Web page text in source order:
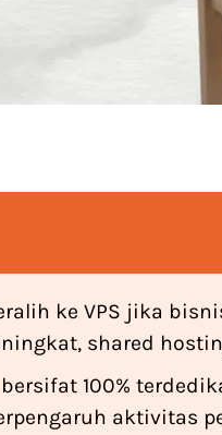
ke VPS jika
shared
bersifat 100%
aktivitas